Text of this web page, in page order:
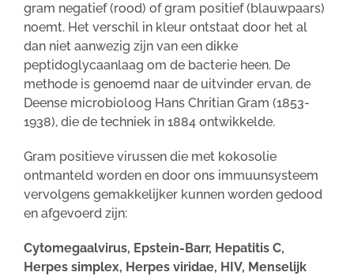
gram negatief (rood) of gram positief (blauwpaars)
noemt. Het verschil in kleur ontstaat door het al
dan niet aanwezig zijn van een dikke
peptidoglycaanlaag om de bacterie heen. De
methode is genoemd naar de uitvinder ervan, de
Deense microbioloog Hans Chritian Gram (1853-
1938), die de techniek in 1884 ontwikkelde.
Gram positieve virussen die met kokosolie
ontmanteld worden en door ons immuunsysteem
vervolgens gemakkelijker kunnen worden gedood
en afgevoerd zijn:
Cytomegaalvirus, Epstein-Barr, Hepatitis C,
Herpes simplex, Herpes viridae, HIV, Menselijk